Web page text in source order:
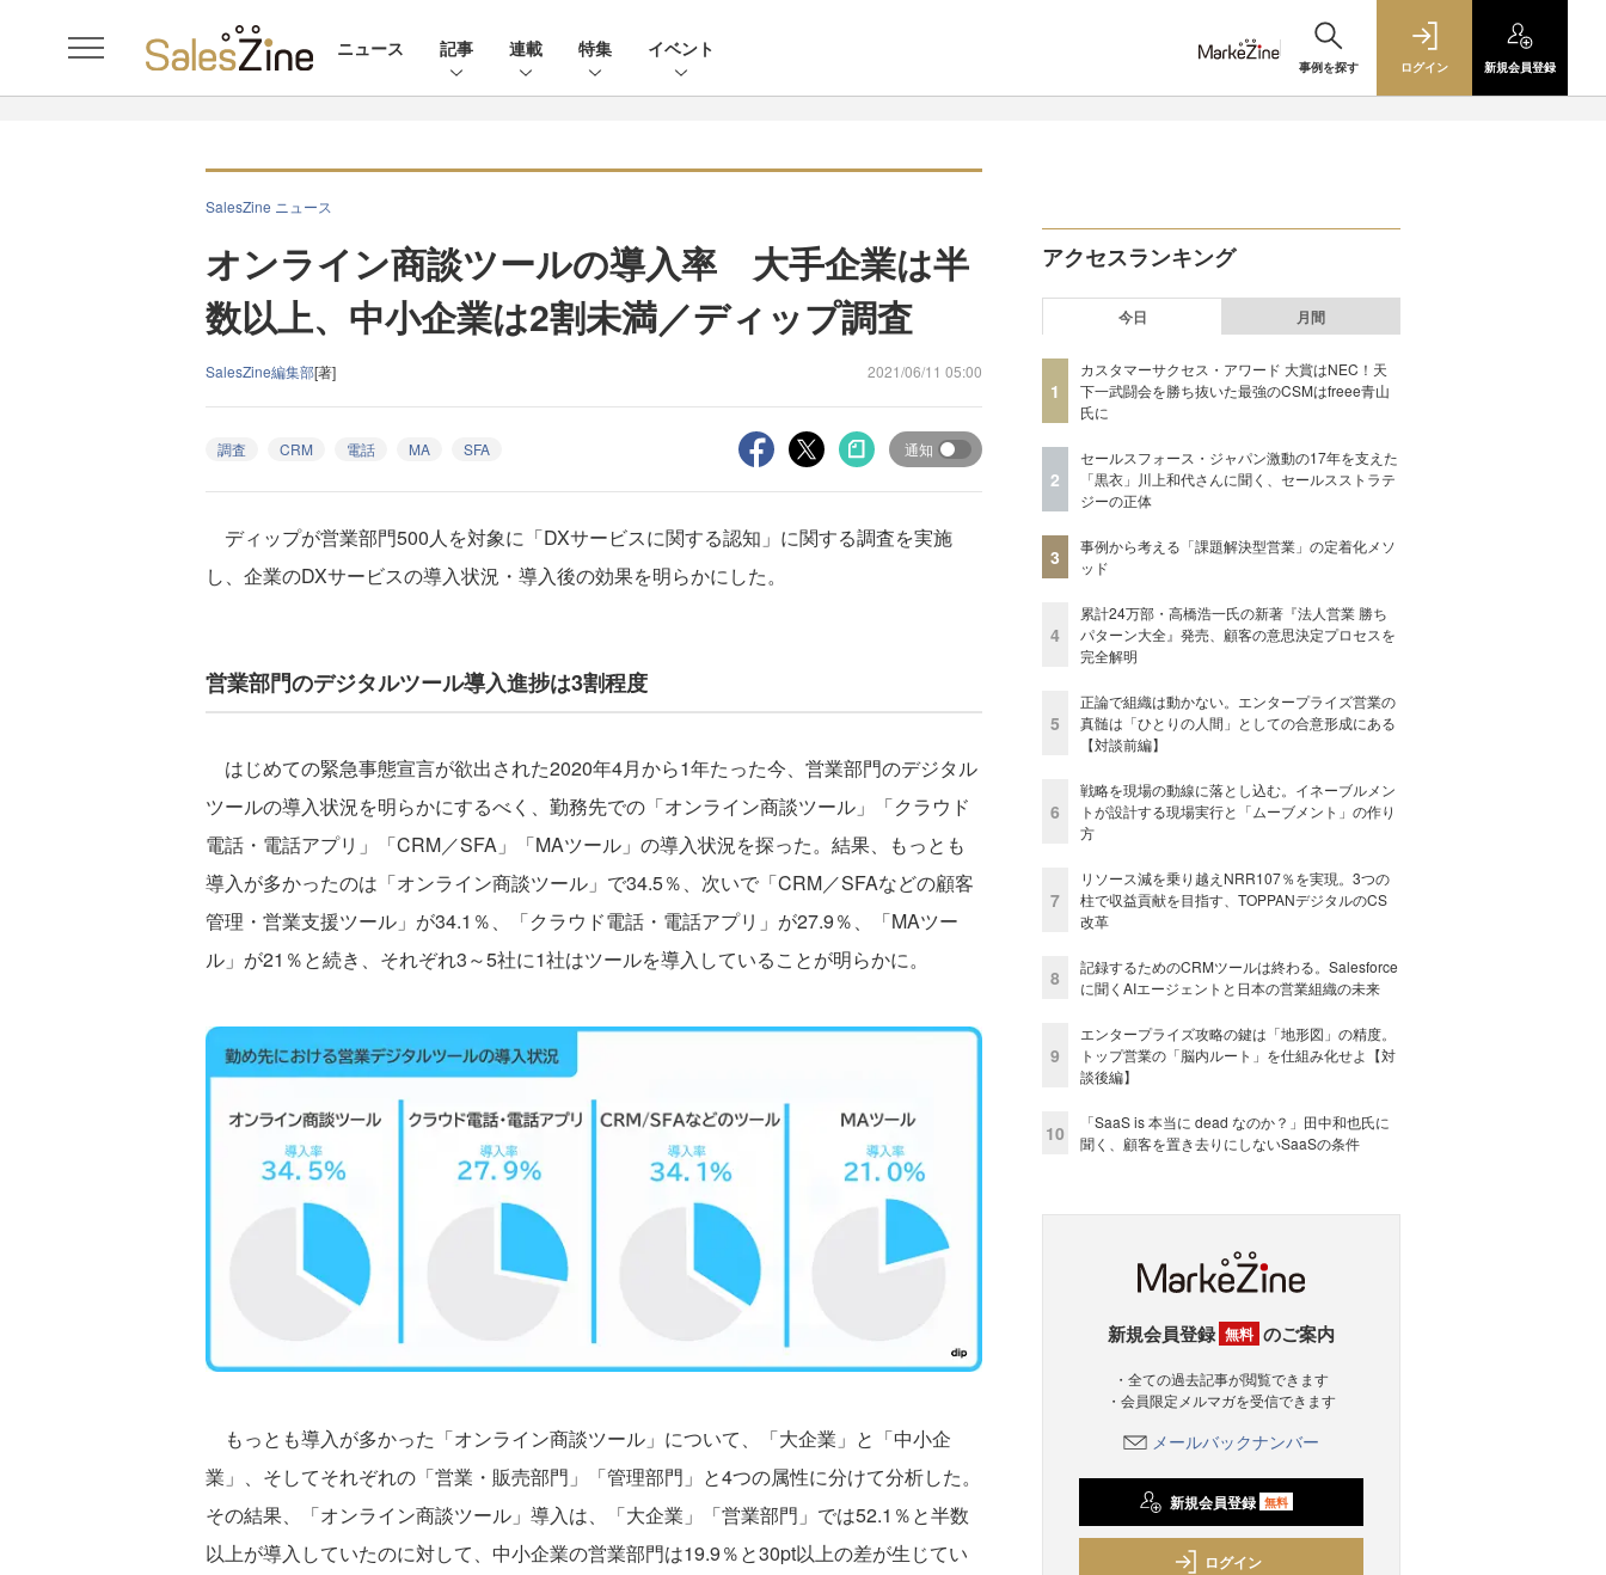
ニュース 記事 連載 特集 イベント
事例を探す ログイン 新規会員登録
SalesZine ニュース
オンライン商談ツールの導入率 大手企業は半
数以上、中小企業は2割未満／ディップ調査
SalesZine編集部[著] 2021/06/11 05:00
調査 CRM 電話 MA SFA 通知
ディップが営業部門500人を対象に「DXサービスに関する認知」に関する調査を実施
し、企業のDXサービスの導入状況・導入後の効果を明らかにした。
営業部門のデジタルツール導入進捗は3割程度
はじめての緊急事態宣言が欲出された2020年4月から1年たった今、営業部門のデジタル
ツールの導入状況を明らかにするべく、勤務先での「オンライン商談ツール」「クラウド
電話・電話アプリ」「CRM／SFA」「MAツール」の導入状況を探った。結果、もっとも
導入が多かったのは「オンライン商談ツール」で34.5％、次いで「CRM／SFAなどの顧客
管理・営業支援ツール」が34.1％、「クラウド電話・電話アプリ」が27.9％、「MAツー
ル」が21％と続き、それぞれ3～5社に1社はツールを導入していることが明らかに。
もっとも導入が多かった「オンライン商談ツール」について、「大企業」と「中小企
業」、そしてそれぞれの「営業・販売部門」「管理部門」と4つの属性に分けて分析した。
その結果、「オンライン商談ツール」導入は、「大企業」「営業部門」では52.1％と半数
以上が導入していたのに対して、中小企業の営業部門は19.9％と30pt以上の差が生じてい
アクセスランキング
今日 月間
1
カスタマーサクセス・アワード 大賞はNEC！天
下一武闘会を勝ち抜いた最強のCSMはfreee青山
氏に
2
セールスフォース・ジャパン激動の17年を支えた
「黒衣」川上和代さんに聞く、セールスストラテ
ジーの正体
3
事例から考える「課題解決型営業」の定着化メソ
ッド
4
累計24万部・高橋浩一氏の新著『法人営業 勝ち
パターン大全』発売、顧客の意思決定プロセスを
完全解明
5
正論で組織は動かない。エンタープライズ営業の
真髄は「ひとりの人間」としての合意形成にある
【対談前編】
6
戦略を現場の動線に落とし込む。イネーブルメン
トが設計する現場実行と「ムーブメント」の作り
方
7
リソース減を乗り越えNRR107％を実現。3つの
柱で収益貢献を目指す、TOPPANデジタルのCS
改革
8
記録するためのCRMツールは終わる。Salesforce
に聞くAIエージェントと日本の営業組織の未来
9
エンタープライズ攻略の鍵は「地形図」の精度。
トップ営業の「脳内ルート」を仕組み化せよ【対
談後編】
10
「SaaS is 本当に dead なのか？」田中和也氏に
聞く、顧客を置き去りにしないSaaSの条件
新規会員登録 無料 のご案内
・全ての過去記事が閲覧できます
・会員限定メルマガを受信できます
メールバックナンバー
新規会員登録 無料
ログイン